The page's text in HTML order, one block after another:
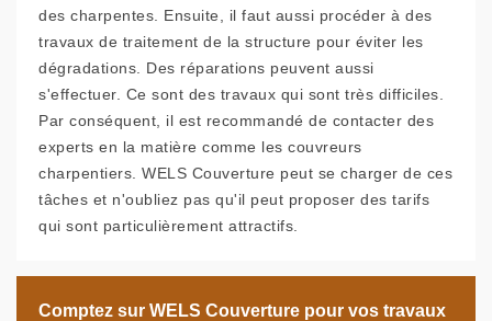
des charpentes. Ensuite, il faut aussi procéder à des
travaux de traitement de la structure pour éviter les
dégradations. Des réparations peuvent aussi
s'effectuer. Ce sont des travaux qui sont très difficiles.
Par conséquent, il est recommandé de contacter des
experts en la matière comme les couvreurs
charpentiers. WELS Couverture peut se charger de ces
tâches et n'oubliez pas qu'il peut proposer des tarifs
qui sont particulièrement attractifs.
Comptez sur WELS Couverture pour vos travaux